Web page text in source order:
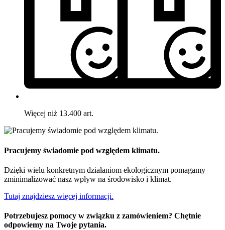
Więcej niż 13.400 art.
Pracujemy świadomie pod względem klimatu.
Dzięki wielu konkretnym działaniom ekologicznym pomagamy
zminimalizować nasz wpływ na środowisko i klimat.
Tutaj znajdziesz więcej informacji.
Potrzebujesz pomocy w związku z zamówieniem? Chętnie
odpowiemy na Twoje pytania.